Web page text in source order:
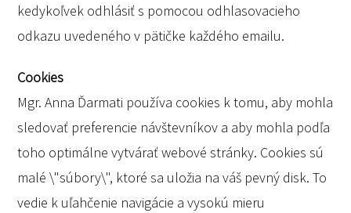
kedykoľvek odhlásiť s pomocou odhlasovacieho
odkazu uvedeného v pätičke každého emailu.
Cookies
Mgr. Anna Ďarmati používa cookies k tomu, aby mohla
sledovať preferencie návštevníkov a aby mohla podľa
toho optimálne vytvárať webové stránky. Cookies sú
malé \"súbory\", ktoré sa uložia na váš pevný disk. To
vedie k uľahčenie navigácie a vysokú mieru